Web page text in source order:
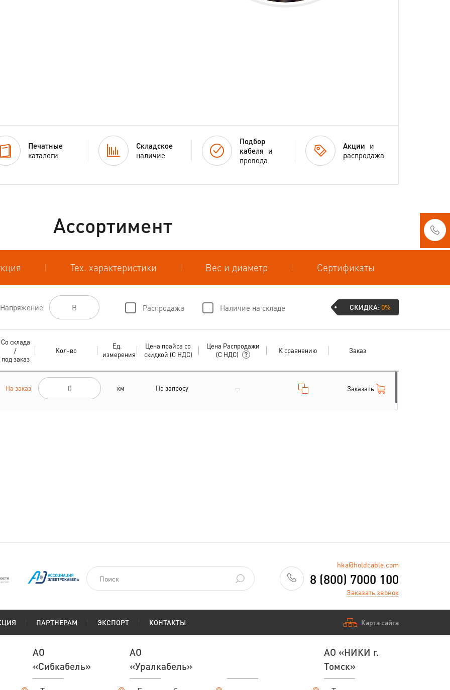
Печатные
каталоги
Складское
наличие
Подбор
кабеля и
провода
Акции и
распродажа
Ассортимент
Тех. характеристики Вес и диаметр Сертификаты
Напряжение Распродажа Наличие на складе СКИДКА:0%
Со склада
/
под заказ
Кол-во
Ед.
измерения
Цена прайса со
скидкой (С НДС)
Цена Распродажи
(С НДС)
К сравнению Заказ
На заказ км По запросу — Заказать
hka@holdcable.com
8 (800) 7000 100
Заказать звонок
ПАРТНЕРАМ ЭКСПОРТ КОНТАКТЫ Карта сайта
АО
«Сибкабель»
АО
«Уралкабель»
АО «НИКИ г.
Томск»